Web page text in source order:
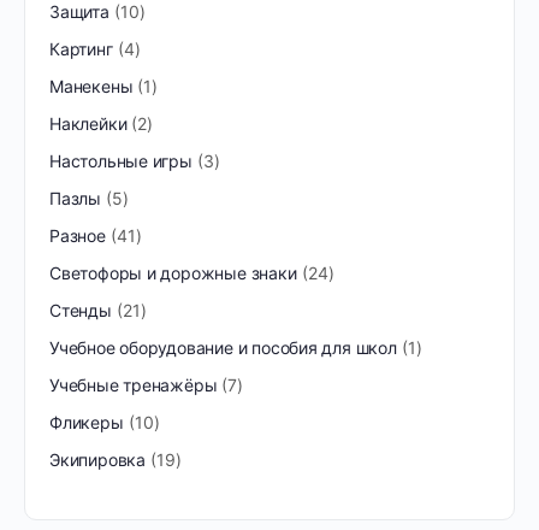
Защита
10
Картинг 4
Манекены 1
Наклейки 2
Настольные игры
3
Пазлы
5
Разное 41
Светофоры и дорожные знаки
24
Стенды
21
Учебное оборудование и пособия для школ 1
Учебные тренажёры 7
Фликеры
10
Экипировка
19